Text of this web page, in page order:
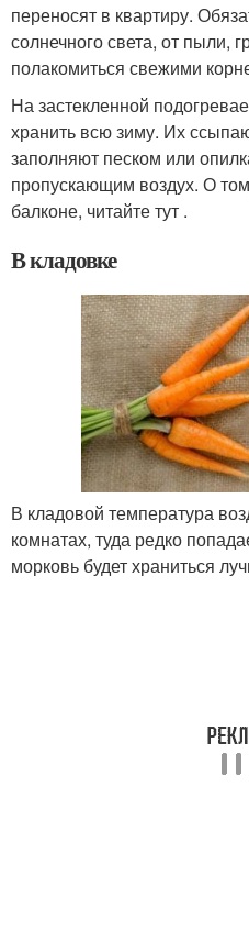
переносят в квартиру.
солнечного света, от пыли,
полакомиться свежими
На застекленной
хранить всю зиму. Их
заполняют песком или
пропускающим воздух. О
балконе, читайте тут .
В кладовке
В кладовой температура
комнатах, туда редко
морковь будет храниться